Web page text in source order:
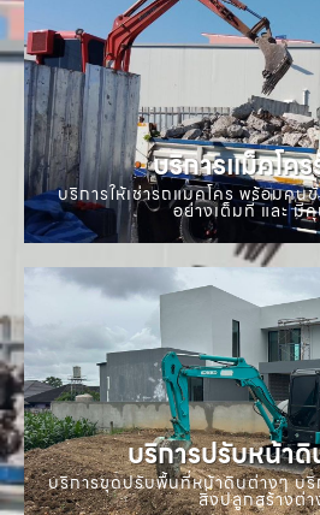
บริการแม็คโค
บริการให้เช่ารถแมคโคร พร้อมคน
อย่างเต็มที่ และ มี
บริการปรับหน้า
บริการขุดปรับพื้นที่หน้าดินต่างๆ บ
สิ่งปลูกสร้างต่า